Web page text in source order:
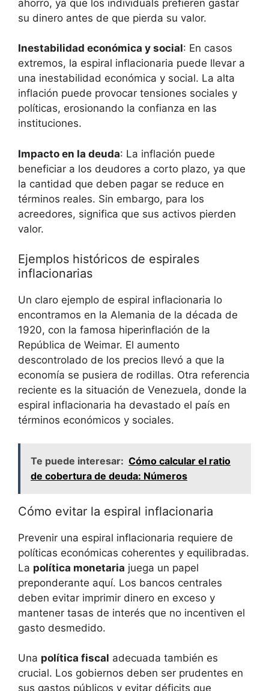
ahorro, ya que los individuals prefieren gastar
su dinero antes de que pierda su valor.
Inestabilidad económica y social: En casos
extremos, la espiral inflacionaria puede llevar a
una inestabilidad económica y social. La alta
inflación puede provocar tensiones sociales y
políticas, erosionando la confianza en las
instituciones.
Impacto en la deuda: La inflación puede
beneficiar a los deudores a corto plazo, ya que
la cantidad que deben pagar se reduce en
términos reales. Sin embargo, para los
acreedores, significa que sus activos pierden
valor.
Ejemplos históricos de espirales
inflacionarias
Un claro ejemplo de espiral inflacionaria lo
encontramos en la Alemania de la década de
1920, con la famosa hiperinflación de la
República de Weimar. El aumento
descontrolado de los precios llevó a que la
economía se pusiera de rodillas. Otra referencia
reciente es la situación de Venezuela, donde la
espiral inflacionaria ha devastado el país en
términos económicos y sociales.
Te puede interesar: Cómo calcular el ratio
de cobertura de deuda: Números
Cómo evitar la espiral inflacionaria
Prevenir una espiral inflacionaria requiere de
políticas económicas coherentes y equilibradas.
La política monetaria juega un papel
preponderante aquí. Los bancos centrales
deben evitar imprimir dinero en exceso y
mantener tasas de interés que no incentiven el
gasto desmedido.
Una política fiscal adecuada también es
crucial. Los gobiernos deben ser prudentes en
sus gastos públicos y evitar déficits que